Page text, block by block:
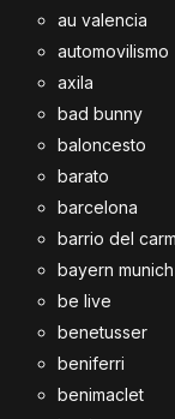
au valencia
automovilismo
axila
bad bunny
baloncesto
barato
barcelona
barrio del
bayern munich
be live
benetusser
beniferri
benimaclet